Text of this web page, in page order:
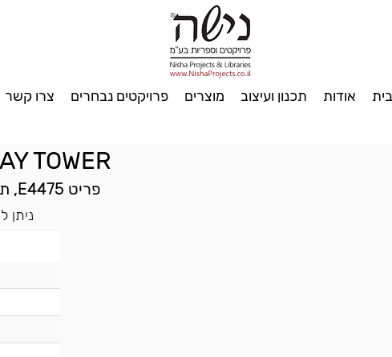
אודות תכנון ועיצוב מוצרים פרויקטים נבחרים צרו קשר
TOWER
פריט E4475, תוצרת חב' EUROBIB, דנמרק
ניתן להשיג ב-